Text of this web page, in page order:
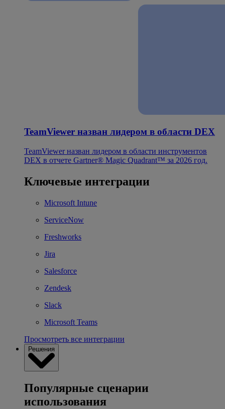
TeamViewer назван лидером в области DEX
TeamViewer назван лидером в области инструментов
DEX в отчете Gartner® Magic Quadrant™ за 2026 год.
Ключевые интеграции
Microsoft Intune
ServiceNow
Freshworks
Jira
Salesforce
Zendesk
Slack
Microsoft Teams
Просмотреть все интеграции
Решения
Популярные сценарии
использования